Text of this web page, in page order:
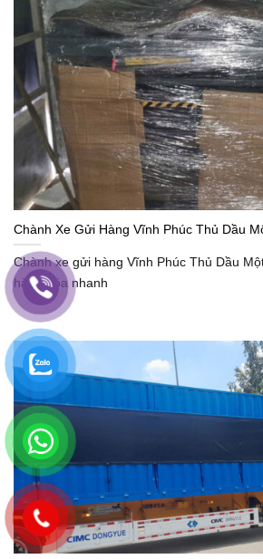
Chành Xe Gửi Hàng Vĩnh Phúc Thủ Dầu
Chành xe gửi hàng Vĩnh Phúc Thủ Dầu
hàng hóa nhanh